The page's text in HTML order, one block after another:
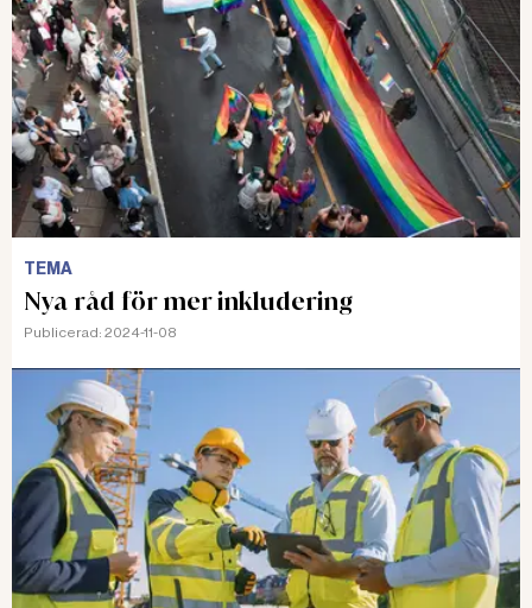
TEMA
Nya råd för mer inkludering
Publicerad: 2024-11-08